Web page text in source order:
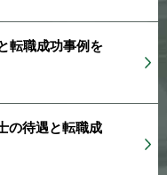
転職成功事例を
の待遇と転職成